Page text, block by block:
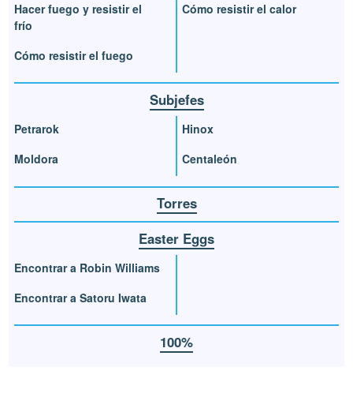
Hacer fuego y resistir el
frío
Cómo resistir el fuego
Cómo resistir el calor
Subjefes
Petrarok
Moldora
Hinox
Centaleón
Torres
Easter Eggs
Encontrar a Robin Williams
Encontrar a Satoru Iwata
100%